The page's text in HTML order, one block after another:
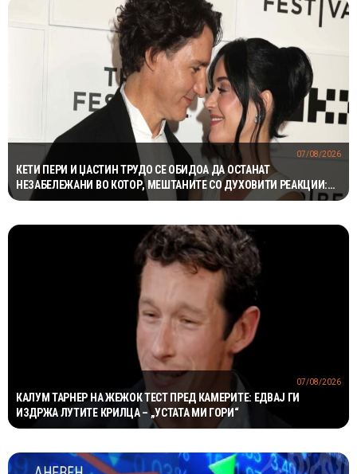
КЕТИ ПЕРИ И ЏАСТИН ТРУДО СЕ ОБИДОА ДА ОСТАНАТ
НЕЗАБЕЛЕЖАНИ ВО КОТОР, МЕШТАНИТЕ СО ДУХОВИТИ РЕАКЦИИ:
„НИКОЈ НЕ БИ ГИ ПРЕПОЗНАЛ“
07/08/2026
КАЛУМ ТАРНЕР НА ЖЕЖОК ТЕСТ ПРЕД КАМЕРИТЕ: ЕДВАЈ ГИ
ИЗДРЖА ЛУТИТЕ КРИЛЦА – „УСТАТА МИ ГОРИ“
07/08/2026